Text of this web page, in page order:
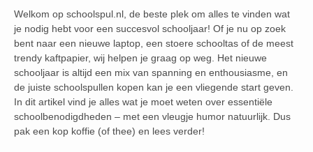
Welkom op schoolspul.nl, de beste plek om alles te vinden wat
je nodig hebt voor een succesvol schooljaar! Of je nu op zoek
bent naar een nieuwe laptop, een stoere schooltas of de meest
trendy kaftpapier, wij helpen je graag op weg. Het nieuwe
schooljaar is altijd een mix van spanning en enthousiasme, en
de juiste schoolspullen kopen kan je een vliegende start geven.
In dit artikel vind je alles wat je moet weten over essentiële
schoolbenodigdheden – met een vleugje humor natuurlijk. Dus
pak een kop koffie (of thee) en lees verder!